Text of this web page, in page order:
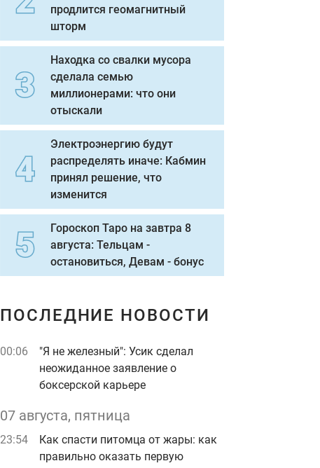
продлится геомагнитный
шторм
Находка со свалки мусора
сделала семью
миллионерами: что они
отыскали
Электроэнергию будут
распределять иначе: Кабмин
принял решение, что
изменится
Гороскоп Таро на завтра 8
августа: Тельцам -
остановиться, Девам - бонус
ПОСЛЕДНИЕ НОВОСТИ
00:06
"Я не железный": Усик сделал
неожиданное заявление о
боксерской карьере
07 августа, пятница
23:54
Как спасти питомца от жары: как
правильно оказать первую